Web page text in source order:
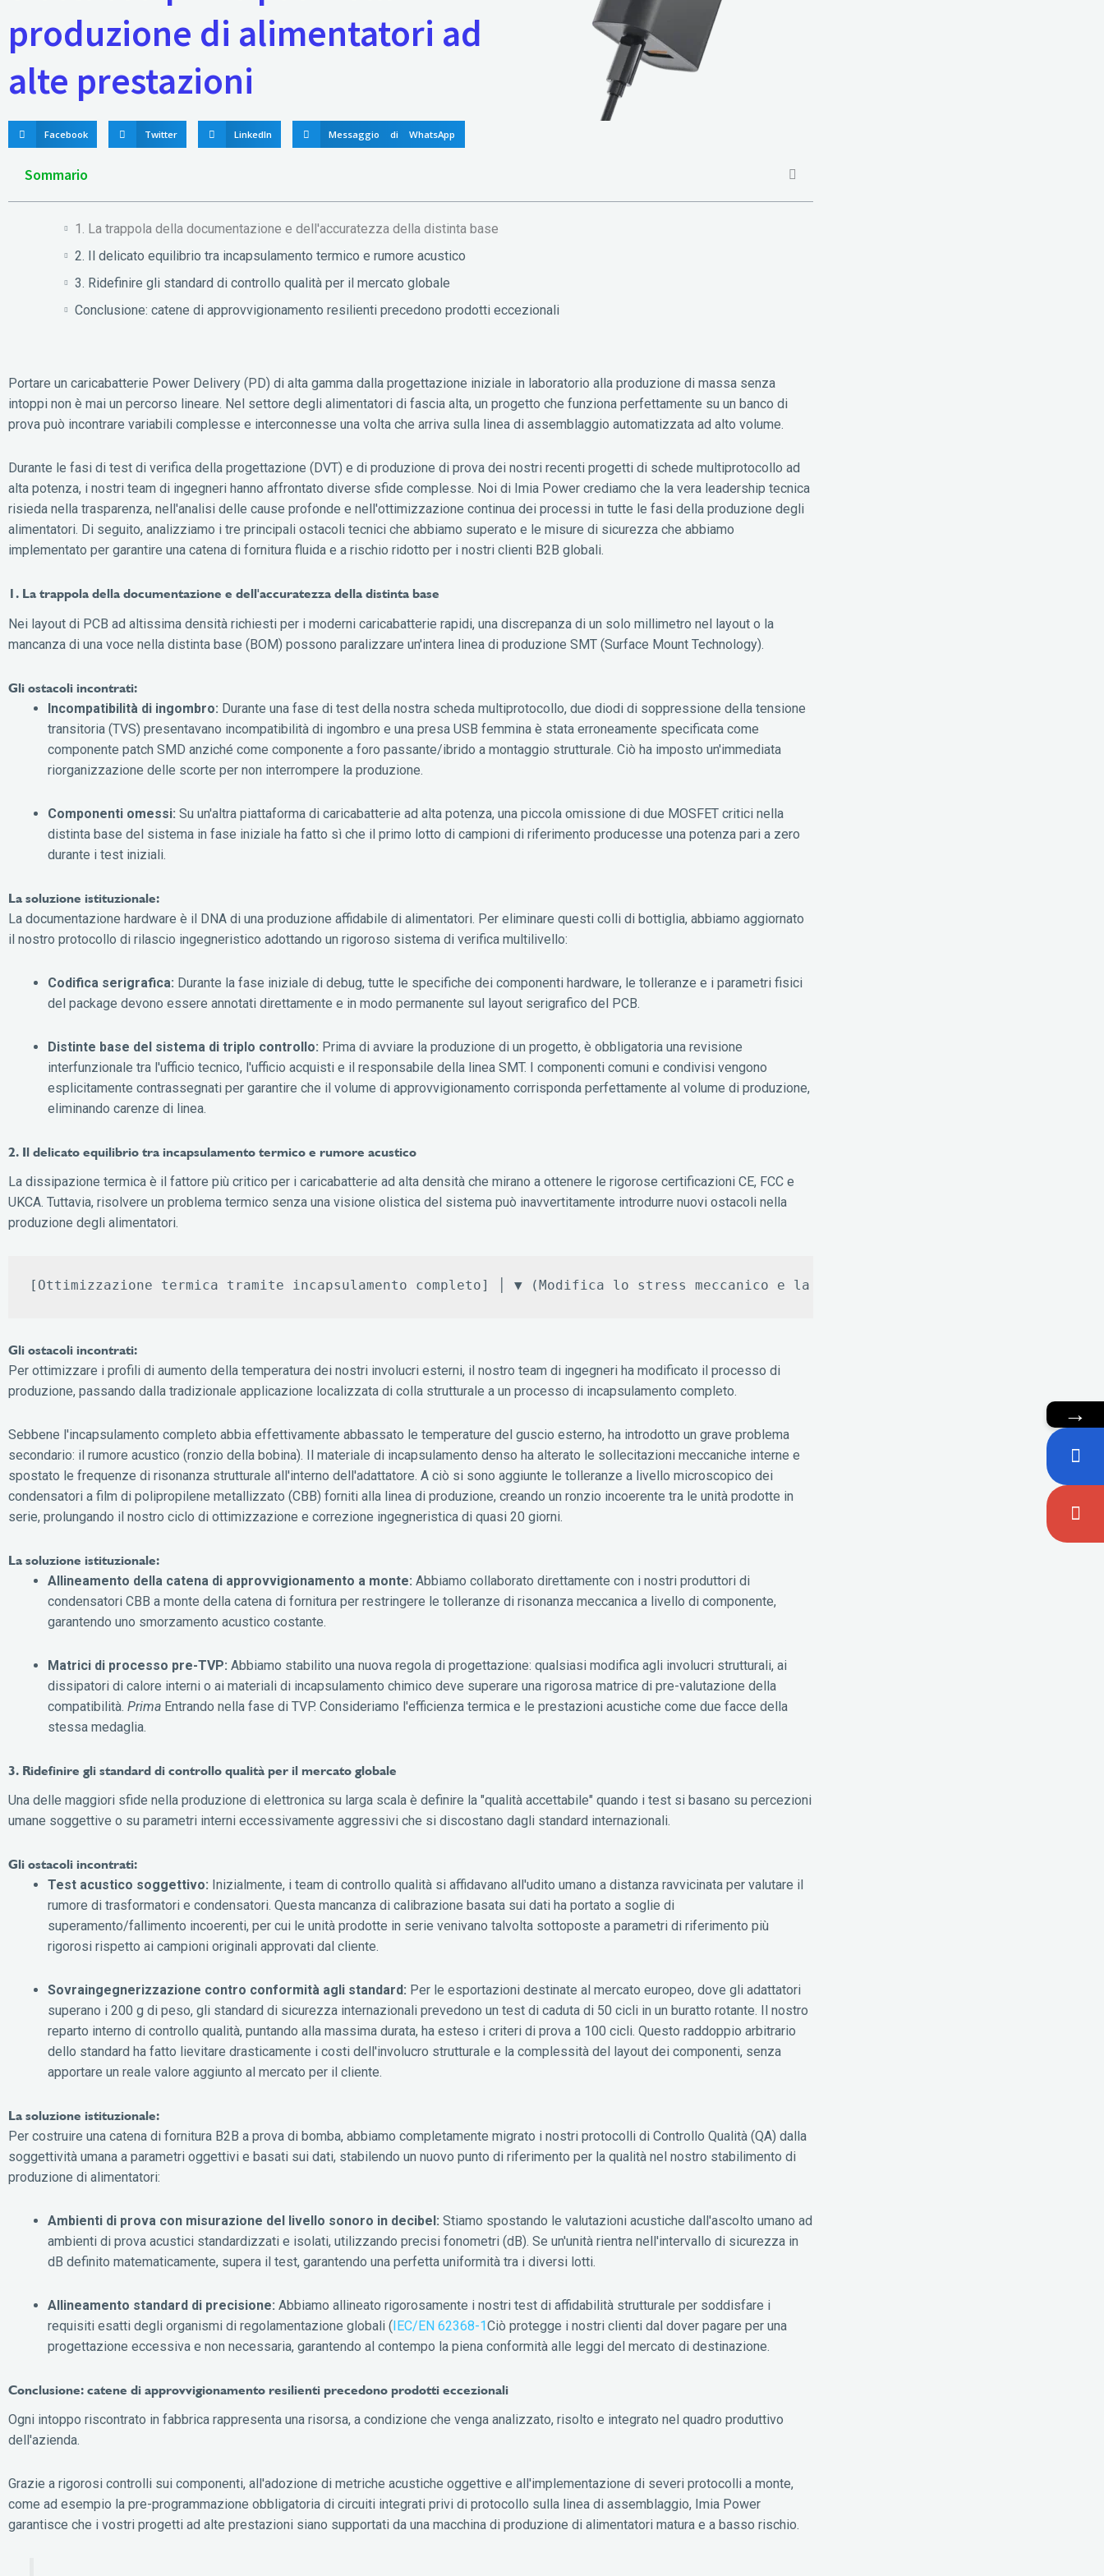
produzione di alimentatori ad
alte prestazioni
Facebook Twitter LinkedIn Messaggio di WhatsApp
Sommario
1. La trappola della documentazione e dell'accuratezza della distinta base
2. Il delicato equilibrio tra incapsulamento termico e rumore acustico
3. Ridefinire gli standard di controllo qualità per il mercato globale
Conclusione: catene di approvvigionamento resilienti precedono prodotti eccezionali
Portare un caricabatterie Power Delivery (PD) di alta gamma dalla progettazione iniziale in laboratorio alla produzione di massa senza
intoppi non è mai un percorso lineare. Nel settore degli alimentatori di fascia alta, un progetto che funziona perfettamente su un banco di
prova può incontrare variabili complesse e interconnesse una volta che arriva sulla linea di assemblaggio automatizzata ad alto volume.
Durante le fasi di test di verifica della progettazione (DVT) e di produzione di prova dei nostri recenti progetti di schede multiprotocollo ad
alta potenza, i nostri team di ingegneri hanno affrontato diverse sfide complesse. Noi di Imia Power crediamo che la vera leadership tecnica
risieda nella trasparenza, nell'analisi delle cause profonde e nell'ottimizzazione continua dei processi in tutte le fasi della produzione degli
alimentatori. Di seguito, analizziamo i tre principali ostacoli tecnici che abbiamo superato e le misure di sicurezza che abbiamo
implementato per garantire una catena di fornitura fluida e a rischio ridotto per i nostri clienti B2B globali.
1. La trappola della documentazione e dell'accuratezza della distinta base
Nei layout di PCB ad altissima densità richiesti per i moderni caricabatterie rapidi, una discrepanza di un solo millimetro nel layout o la
mancanza di una voce nella distinta base (BOM) possono paralizzare un'intera linea di produzione SMT (Surface Mount Technology).
Gli ostacoli incontrati:
Incompatibilità di ingombro: Durante una fase di test della nostra scheda multiprotocollo, due diodi di soppressione della tensione
transitoria (TVS) presentavano incompatibilità di ingombro e una presa USB femmina è stata erroneamente specificata come
componente patch SMD anziché come componente a foro passante/ibrido a montaggio strutturale. Ciò ha imposto un'immediata
riorganizzazione delle scorte per non interrompere la produzione.
Componenti omessi: Su un'altra piattaforma di caricabatterie ad alta potenza, una piccola omissione di due MOSFET critici nella
distinta base del sistema in fase iniziale ha fatto sì che il primo lotto di campioni di riferimento producesse una potenza pari a zero
durante i test iniziali.
La soluzione istituzionale:
La documentazione hardware è il DNA di una produzione affidabile di alimentatori. Per eliminare questi colli di bottiglia, abbiamo aggiornato
il nostro protocollo di rilascio ingegneristico adottando un rigoroso sistema di verifica multilivello:
Codifica serigrafica: Durante la fase iniziale di debug, tutte le specifiche dei componenti hardware, le tolleranze e i parametri fisici
del package devono essere annotati direttamente e in modo permanente sul layout serigrafico del PCB.
Distinte base del sistema di triplo controllo: Prima di avviare la produzione di un progetto, è obbligatoria una revisione
interfunzionale tra l'ufficio tecnico, l'ufficio acquisti e il responsabile della linea SMT. I componenti comuni e condivisi vengono
esplicitamente contrassegnati per garantire che il volume di approvvigionamento corrisponda perfettamente al volume di produzione,
eliminando carenze di linea.
2. Il delicato equilibrio tra incapsulamento termico e rumore acustico
La dissipazione termica è il fattore più critico per i caricabatterie ad alta densità che mirano a ottenere le rigorose certificazioni CE, FCC e
UKCA. Tuttavia, risolvere un problema termico senza una visione olistica del sistema può inavvertitamente introdurre nuovi ostacoli nella
produzione degli alimentatori.
Gli ostacoli incontrati:
Per ottimizzare i profili di aumento della temperatura dei nostri involucri esterni, il nostro team di ingegneri ha modificato il processo di
produzione, passando dalla tradizionale applicazione localizzata di colla strutturale a un processo di incapsulamento completo.
Sebbene l'incapsulamento completo abbia effettivamente abbassato le temperature del guscio esterno, ha introdotto un grave problema
secondario: il rumore acustico (ronzio della bobina). Il materiale di incapsulamento denso ha alterato le sollecitazioni meccaniche interne e
spostato le frequenze di risonanza strutturale all'interno dell'adattatore. A ciò si sono aggiunte le tolleranze a livello microscopico dei
condensatori a film di polipropilene metallizzato (CBB) forniti alla linea di produzione, creando un ronzio incoerente tra le unità prodotte in
serie, prolungando il nostro ciclo di ottimizzazione e correzione ingegneristica di quasi 20 giorni.
La soluzione istituzionale:
Allineamento della catena di approvvigionamento a monte: Abbiamo collaborato direttamente con i nostri produttori di
condensatori CBB a monte della catena di fornitura per restringere le tolleranze di risonanza meccanica a livello di componente,
garantendo uno smorzamento acustico costante.
Matrici di processo pre-TVP: Abbiamo stabilito una nuova regola di progettazione: qualsiasi modifica agli involucri strutturali, ai
dissipatori di calore interni o ai materiali di incapsulamento chimico deve superare una rigorosa matrice di pre-valutazione della
compatibilità. Prima Entrando nella fase di TVP. Consideriamo l'efficienza termica e le prestazioni acustiche come due facce della
stessa medaglia.
3. Ridefinire gli standard di controllo qualità per il mercato globale
Una delle maggiori sfide nella produzione di elettronica su larga scala è definire la "qualità accettabile" quando i test si basano su percezioni
umane soggettive o su parametri interni eccessivamente aggressivi che si discostano dagli standard internazionali.
Gli ostacoli incontrati:
Test acustico soggettivo: Inizialmente, i team di controllo qualità si affidavano all'udito umano a distanza ravvicinata per valutare il
rumore di trasformatori e condensatori. Questa mancanza di calibrazione basata sui dati ha portato a soglie di
superamento/fallimento incoerenti, per cui le unità prodotte in serie venivano talvolta sottoposte a parametri di riferimento più
rigorosi rispetto ai campioni originali approvati dal cliente.
Sovraingegnerizzazione contro conformità agli standard: Per le esportazioni destinate al mercato europeo, dove gli adattatori
superano i 200 g di peso, gli standard di sicurezza internazionali prevedono un test di caduta di 50 cicli in un buratto rotante. Il nostro
reparto interno di controllo qualità, puntando alla massima durata, ha esteso i criteri di prova a 100 cicli. Questo raddoppio arbitrario
dello standard ha fatto lievitare drasticamente i costi dell'involucro strutturale e la complessità del layout dei componenti, senza
apportare un reale valore aggiunto al mercato per il cliente.
La soluzione istituzionale:
Per costruire una catena di fornitura B2B a prova di bomba, abbiamo completamente migrato i nostri protocolli di Controllo Qualità (QA) dalla
soggettività umana a parametri oggettivi e basati sui dati, stabilendo un nuovo punto di riferimento per la qualità nel nostro stabilimento di
produzione di alimentatori:
Ambienti di prova con misurazione del livello sonoro in decibel: Stiamo spostando le valutazioni acustiche dall'ascolto umano ad
ambienti di prova acustici standardizzati e isolati, utilizzando precisi fonometri (dB). Se un'unità rientra nell'intervallo di sicurezza in
dB definito matematicamente, supera il test, garantendo una perfetta uniformità tra i diversi lotti.
Allineamento standard di precisione: Abbiamo allineato rigorosamente i nostri test di affidabilità strutturale per soddisfare i
requisiti esatti degli organismi di regolamentazione globali (IEC/EN 62368-1Ciò protegge i nostri clienti dal dover pagare per una
progettazione eccessiva e non necessaria, garantendo al contempo la piena conformità alle leggi del mercato di destinazione.
Conclusione: catene di approvvigionamento resilienti precedono prodotti eccezionali
Ogni intoppo riscontrato in fabbrica rappresenta una risorsa, a condizione che venga analizzato, risolto e integrato nel quadro produttivo
dell'azienda.
Grazie a rigorosi controlli sui componenti, all'adozione di metriche acustiche oggettive e all'implementazione di severi protocolli a monte,
come ad esempio la pre-programmazione obbligatoria di circuiti integrati privi di protocollo sulla linea di assemblaggio, Imia Power
garantisce che i vostri progetti ad alte prestazioni siano supportati da una macchina di produzione di alimentatori matura e a basso rischio.
→